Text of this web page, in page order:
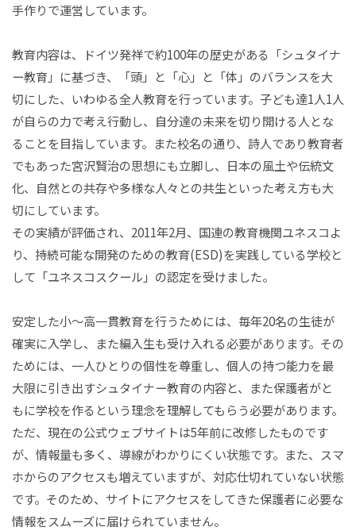
手作りで運営しています。
教育内容は、ドイツ発祥で約100年の歴史がある「シュタイナ
ー教育」に基づき、「頭」と「心」と「体」のバランスを大
切にした、いわゆる全人教育を行っています。子ども達1人1人
が自らの力で考え行動し、自分達の未来を切り開ける人とな
ることを目指しています。また校名の通り、詩人であり教育者
でもあった宮沢賢治の思想にも立脚し、日本の風土や伝統文
化、自然との共存や多様な人々との共生といった考え方も大
切にしています。
その実績が評価され、2011年2月、国連の教育機関ユネスコよ
り、持続可能な開発のための教育(ESD)を実践している学校と
して「ユネスコスクール」の認定を受けました。
安定した小〜高一貫教育を行うためには、毎年20名の生徒が
確実に入学し、また編入生も受け入れる必要があります。その
ためには、一人ひとりの個性を尊重し、個人の持つ能力を最
大限に引き出すシュタイナー教育の内容と、また保護者がと
もに学校を作るという理念を理解してもらう必要があります。
ただ、現在の公式ウェブサイトは5年前に改修したものです
が、情報量も多く、導線がわかりにくい状態です。また、スマ
ホからのアクセスも増えていますが、対応仕切れていない状態
です。そのため、サイトにアクセスをしてきた保護者に必要な
情報をスムーズに届けられていません。